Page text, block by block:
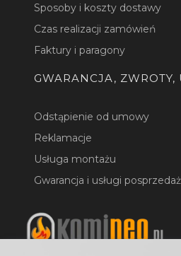
Sposoby i koszty dostawy
Czas realizacji zamówień
Faktury i paragony
GWARANCJA, ZWROTY,
Odstąpienie od umowy
Reklamacje
Usługa montażu
Gwarancja i usługi